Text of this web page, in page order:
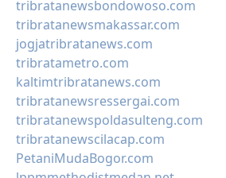
tribratanewsbondowoso.com
tribratanewsmakassar.com
jogjatribratanews.com
tribratametro.com
kaltimtribratanews.com
tribratanewsressergai.com
tribratanewspoldasulteng.com
tribratanewscilacap.com
PetaniMudaBogor.com